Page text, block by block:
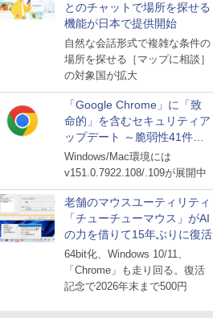
とのチャットで場所を探せる
機能が日本で提供開始
自然な会話形式で複雑な条件の
場所を探せる［マップに相談］
の対象国が拡大
「Google Chrome」に「致
命的」を含むセキュリティア
ップデート ～脆弱性41件に
対処
Windows/Mac環境には
v151.0.7922.108/.109が展開中
老舗のマウスユーティリティ
「チューチューマウス」がAI
の力を借りて15年ぶりに復活
64bit化、Windows 10/11、
「Chrome」も走り回る。復活
記念で2026年末まで500円